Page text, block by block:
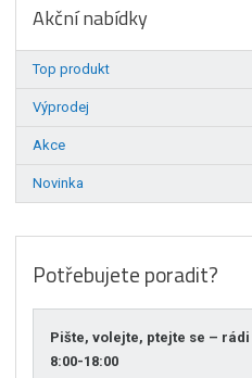
Akční nabídky
Top produkt
Výprodej
Akce
Novinka
Potřebujete poradit?
Pište, volejte, ptejte se –
8:00-18:00